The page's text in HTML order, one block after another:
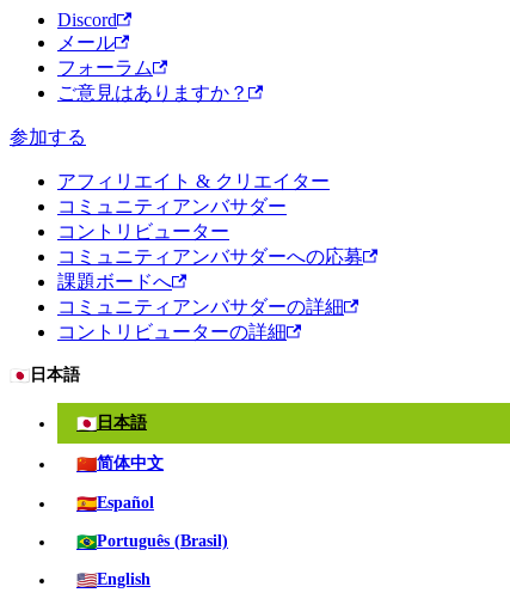
Discord
メール
フォーラム
ご意見はありますか？
参加する
アフィリエイト & クリエイター
コミュニティアンバサダー
コントリビューター
コミュニティアンバサダーへの応募
課題ボードへ
コミュニティアンバサダーの詳細
コントリビューターの詳細
🇯🇵 日本語
🇯🇵 日本語
🇨🇳简体中文
🇪🇸Español
🇧🇷Português (Brasil)
🇺🇸English